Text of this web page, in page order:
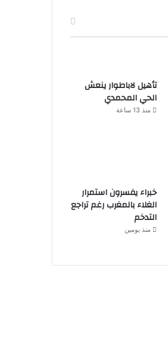
تأهيل لاباطوار ينعش
الحي المحمدي
منذ 13 ساعة
خبراء يفسرون استمرار
الغلاء بالمغرب رغم تراجع
التدخم
منذ يومين